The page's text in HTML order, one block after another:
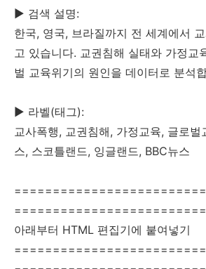
▶ 검색 설명:
한국, 영국, 브라질까지 전 세계에서
고 있습니다. 교권침해 실태와 가정교
벌 교육위기의 원인을 데이터로 분석
▶ 라벨(태그):
교사폭행, 교권침해, 가정교육, 글로벌
스, 스코틀랜드, 잉글랜드, BBC뉴스
아래부터 HTML 편집기에 붙여넣기